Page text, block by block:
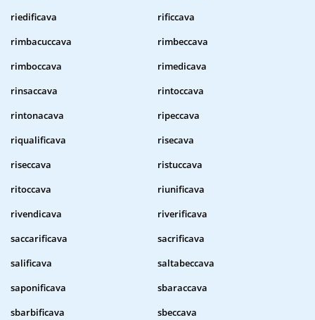
riedificava
rificcava
rimbacuccava
rimbeccava
rimboccava
rimedicava
rinsaccava
rintoccava
rintonacava
ripeccava
riqualificava
risecava
riseccava
ristuccava
ritoccava
riunificava
rivendicava
riverificava
saccarificava
sacrificava
salificava
saltabeccava
saponificava
sbaraccava
sbarbificava
sbeccava